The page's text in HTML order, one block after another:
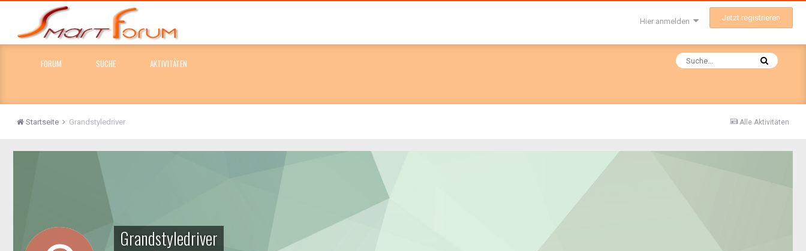
Hier anmelden Jetzt registrieren
FORUM SUCHE AKTIVITÄTEN
Alle Aktivitäten
Startseite Grandstyledriver
Grandstyledriver